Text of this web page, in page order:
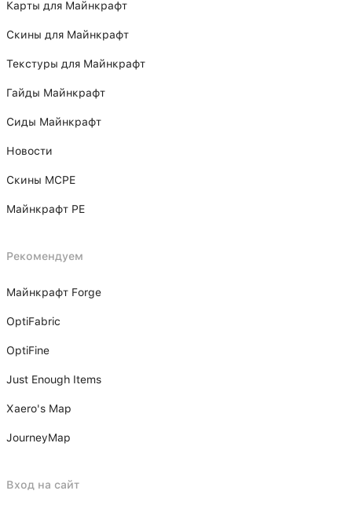
Карты для Майнкрафт
Скины для Майнкрафт
Текстуры для Майнкрафт
Гайды Майнкрафт
Сиды Майнкрафт
Новости
Скины MCPE
Майнкрафт PE
Рекомендуем
Майнкрафт Forge
OptiFabric
OptiFine
Just Enough Items
Xаero's Mаp
JourneyMap
Вход на сайт